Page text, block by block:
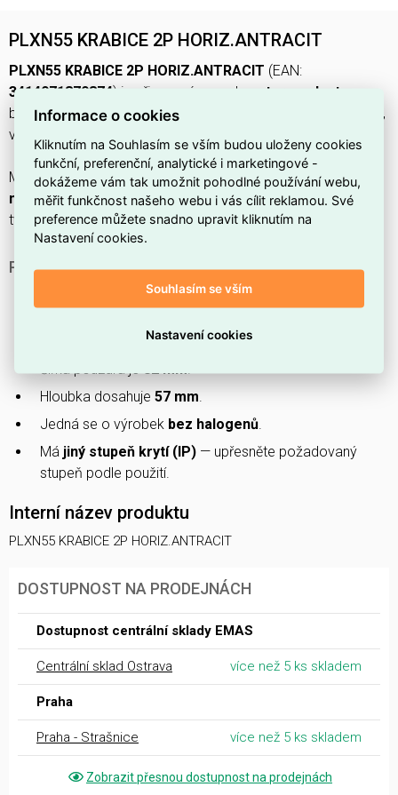
PLXN55 KRABICE 2P HORIZ.ANTRACIT
PLXN55 KRABICE 2P HORIZ.ANTRACIT (EAN:
3414971879874) je přisazené pouzdro z termoplastu
barvěantracit (RAL 7016)z produktové řady
,
vhodné pro
vodorovnou i svislou
Má rozměry155 × 82 × 57 mm , obsahuje2 jednotky, má
matnýpovrchbez úpravy , jebez halogenů, stupeň krytí a
tvar jsou označeny jakojinéa neníodolné proti nárazům
PROČ SI VYBRAT TUTO KRABICI?
produktové řady NOVÉ PLEXO
snadnou manipulaci.
Šířka pouzdra je82 mm.
Hloubka dosahuje 57 mm.
Jedná se o výrobek bez halogenů.
Má jiný stupeň krytí (IP) — upřesněte požadovaný
stupeň podle použití.
Interní název produktu
PLXN55 KRABICE 2P HORIZ.ANTRACIT
DOSTUPNOST NA PRODEJNÁCH
Dostupnost centrální sklady EMAS
Centrální sklad Ostrava více než 5 ks skladem
Praha
Praha - Strašnice více než 5 ks skladem
Zobrazit přesnou dostupnost na prodejnách
Informace o cookies
Kliknutím na Souhlasím se vším budou uloženy cookies
funkční, preferenční, analytické i marketingové -
dokážeme vám tak umožnit pohodlné používání webu,
měřit funkčnost našeho webu i vás cílit reklamou. Své
preference můžete snadno upravit kliknutím na
Nastavení cookies.
Souhlasím se vším
Nastavení cookies